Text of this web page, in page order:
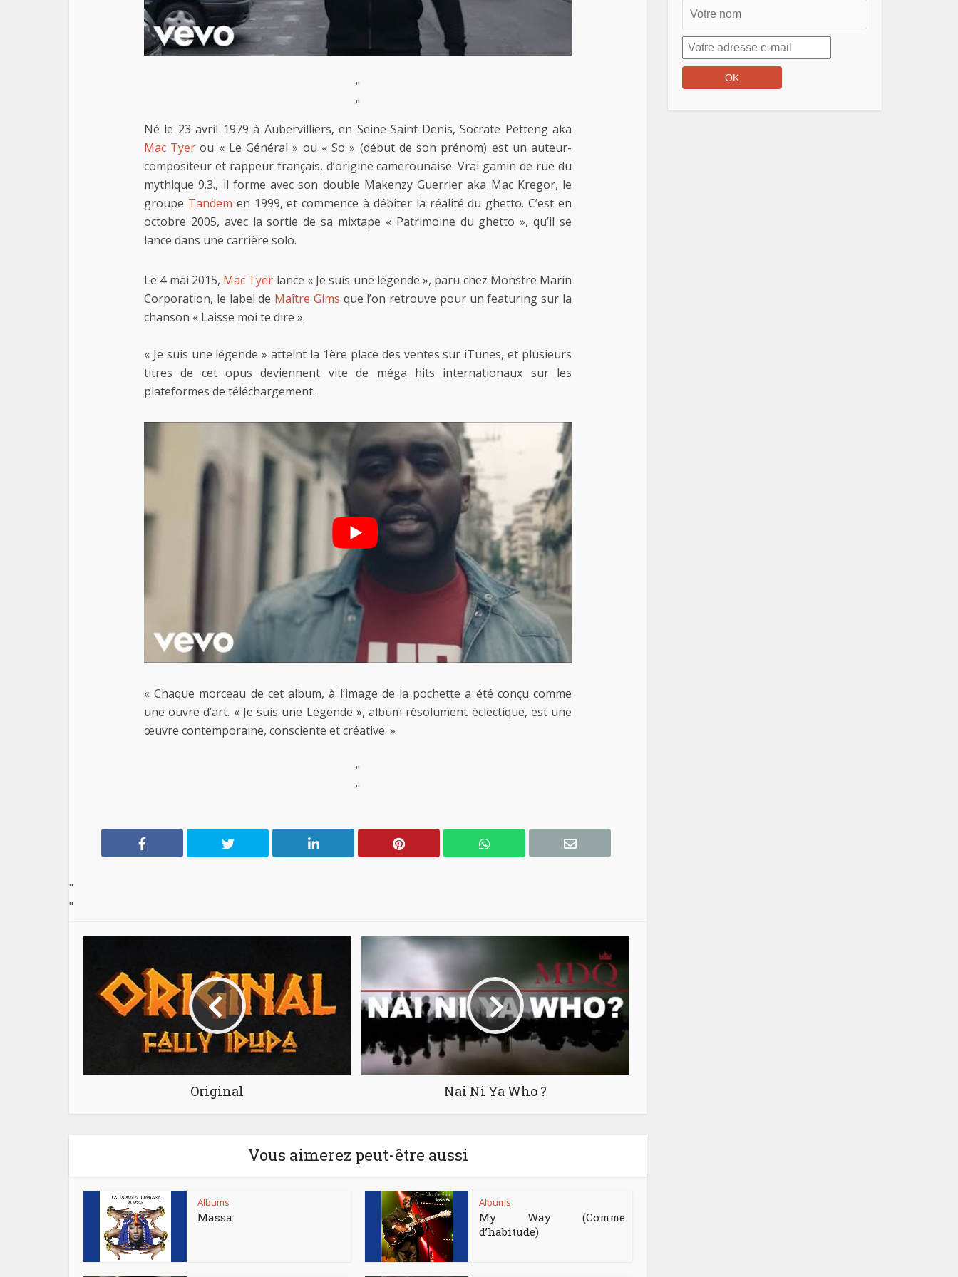
"
"
Né le 23 avril 1979 à Aubervilliers, en Seine-Saint-Denis, Socrate Petteng aka
Mac Tyer ou « Le Général » ou « So » (début de son prénom) est un auteur-
compositeur et rappeur français, d’origine camerounaise. Vrai gamin de rue du
mythique 9.3., il forme avec son double Makenzy Guerrier aka Mac Kregor, le
groupe Tandem en 1999, et commence à débiter la réalité du ghetto. C’est en
octobre 2005, avec la sortie de sa mixtape « Patrimoine du ghetto », qu’il se
lance dans une carrière solo.
Le 4 mai 2015, Mac Tyer lance « Je suis une légende », paru chez Monstre Marin
Corporation, le label de Maître Gims que l’on retrouve pour un featuring sur la
chanson « Laisse moi te dire ».
« Je suis une légende » atteint la 1ère place des ventes sur iTunes, et plusieurs
titres de cet opus deviennent vite de méga hits internationaux sur les
plateformes de téléchargement.
« Chaque morceau de cet album, à l’image de la pochette a été conçu comme
une ouvre d’art. « Je suis une Légende », album résolument éclectique, est une
œuvre contemporaine, consciente et créative. »
"
"
"
"
Original Nai Ni Ya Who ?
Vous aimerez peut-être aussi
Albums
Massa
Albums
My Way (Comme
d’habitude)